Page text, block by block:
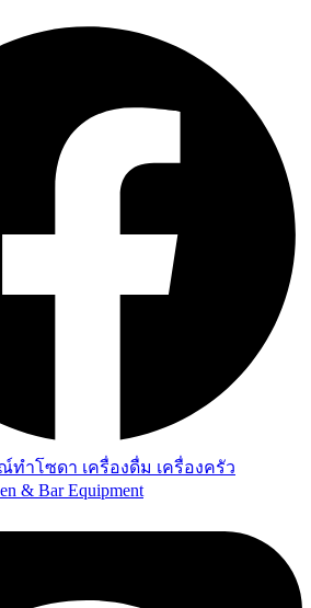
ณ์ทำโซดา เครื่องดื่ม เครื่องครัว
& Bar Equipment